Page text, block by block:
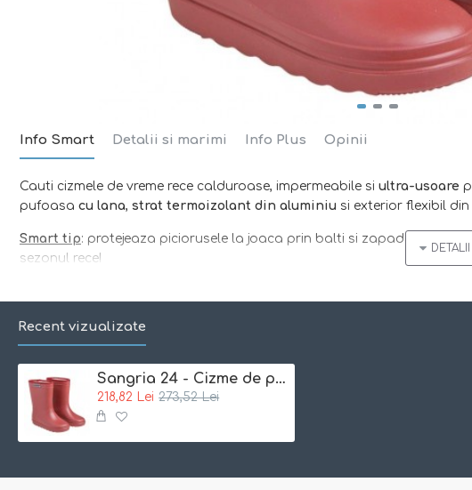
Info Smart Detalii si marimi Info Plus Opinii
Cauti cizmele de vreme rece calduroase, impermeabile si ultra-usoare
pufoasa cu lana, strat termoizolant din aluminiu si exterior flexibil din
Smart tip: protejeaza piciorusele la joaca prin balti si zapada cu o
sezonul rece!
Recent vizualizate
Sangria 24 - Cizme de ploaie si vreme rece captusite cu lana - En Fant
218,82 Lei 273,52 Lei